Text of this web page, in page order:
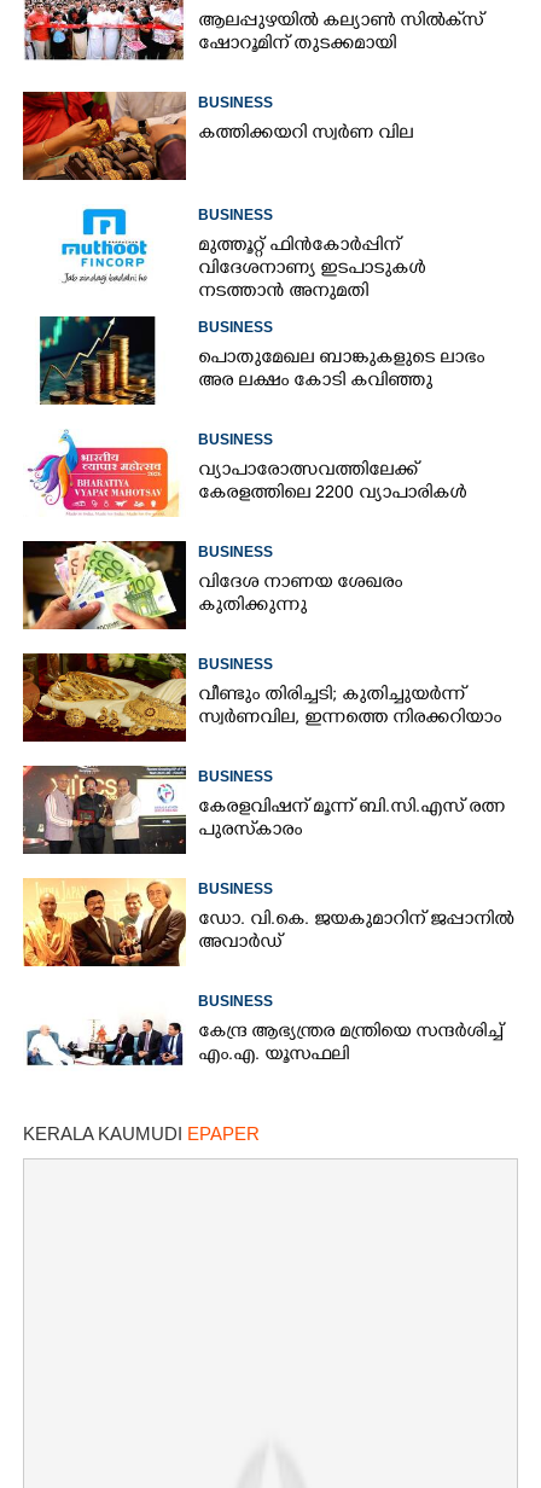
ആലപ്പുഴയിൽ കല്യാൺ സിൽക്‌സ്
ഷോറൂമിന് തുടക്കമായി
BUSINESS
കത്തിക്കയറി സ്വർണ വില
BUSINESS
മുത്തൂറ്റ് ഫിൻകോർപ്പിന്
വിദേശനാണ്യ ഇടപാടുകൾ
നടത്താൻ അനുമതി
BUSINESS
പൊതുമേഖല ബാങ്കുകളുടെ ലാഭം
അര ലക്ഷം കോടി കവിഞ്ഞു
BUSINESS
വ്യാപാരോത്സവത്തിലേക്ക്
കേരളത്തിലെ 2200 വ്യാപാരികൾ
BUSINESS
വിദേശ നാണയ ശേഖരം
കുതിക്കുന്നു
BUSINESS
വീണ്ടും തിരിച്ചടി; കുതിച്ചുയർന്ന്
സ്വർണവില, ഇന്നത്തെ നിരക്കറിയാം
BUSINESS
കേരളവിഷന് മൂന്ന് ബി.സി.എസ് രത്ന
പുരസ്‌കാരം
BUSINESS
ഡോ. വി.കെ. ജയകുമാറിന് ജപ്പാനിൽ
അവാർഡ്
BUSINESS
കേന്ദ്ര ആഭ്യന്ത്രര മന്ത്രിയെ സന്ദർശിച്ച്
എം.എ. യൂസഫലി
KERALA KAUMUDI EPAPER
Share this link